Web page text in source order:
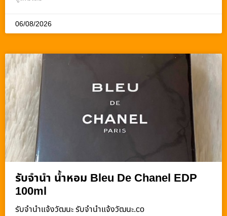
06/08/2026
รับจำนำ น้ำหอม Bleu De Chanel EDP
100ml
รับจํานําแจ้งวัฒนะ รับจํานําแจ้งวัฒนะ.co